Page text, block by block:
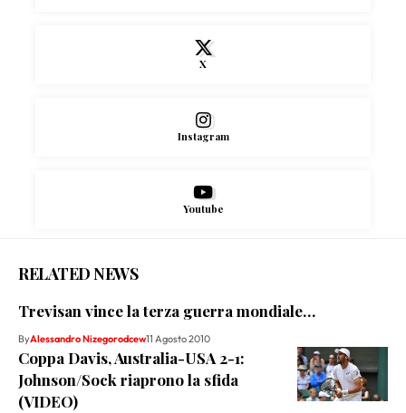
X
Instagram
Youtube
RELATED NEWS
Trevisan vince la terza guerra mondiale…
ByAlessandro Nizegorodcew11 Agosto 2010
Coppa Davis, Australia-USA 2-1:
Johnson/Sock riaprono la sfida
(VIDEO)